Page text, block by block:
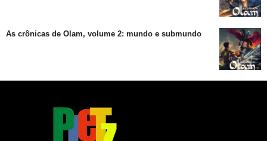
As crônicas de Olam, volume 2: mundo e submundo